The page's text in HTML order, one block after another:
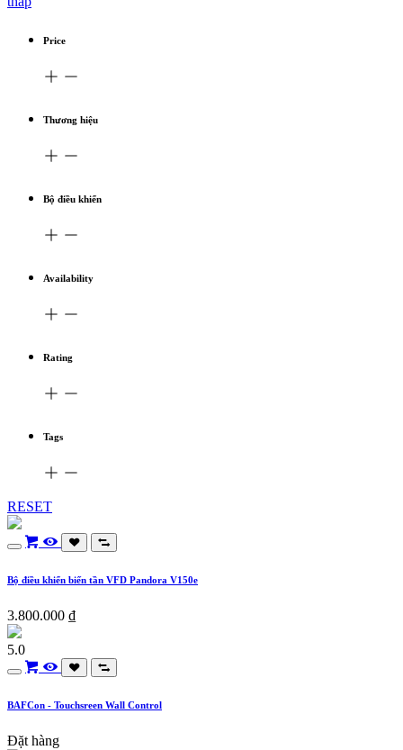
Price
Thương hiệu
Bộ điều khiển
Availability
Rating
Tags
RESET
Bộ điều khiển biến tần VFD Pandora V150e
3.800.000 ₫
5.0
BAFCon - Touchsreen Wall Control
Đặt hàng